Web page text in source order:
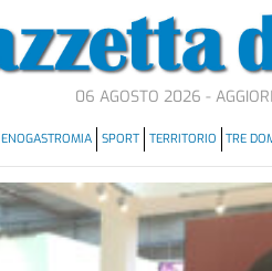
06 AGOSTO 2026 -
ENOGASTROMIA SPORT TERRITORIO TRE